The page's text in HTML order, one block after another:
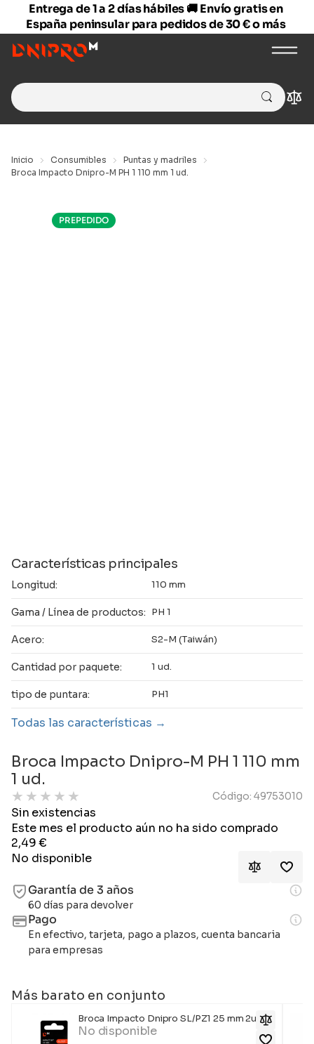
Entrega de 1 a 2 días hábiles 🚚 Envío gratis en
España peninsular para pedidos de 30 € o más
Search
for:
Inicio Consumibles
Puntas y madriles
Broca Impacto Dnipro-M PH 1 110 mm 1 ud.
PREPEDIDO
Características principales
Longitud: 110 mm
Gama / Línea de productos: PH 1
Acero: S2-M (Taiwán)
Cantidad por paquete: 1 ud.
tipo de puntara: PH1
Todas las características
Broca Impacto Dnipro-M PH 1 110 mm
1 ud.
★ ★ ★ ★ ★ Código: 49753010
Sin existencias
Este mes el producto aún no ha sido comprado
2,49€
No disponible
Garantía de 3 años
60 días para devolver
Pago
En efectivo, tarjeta, pago a plazos, cuenta bancaria
para empresas
Más barato en conjunto
Broca Impacto Dnipro SL/PZ1 25 mm 2uds.
No disponible